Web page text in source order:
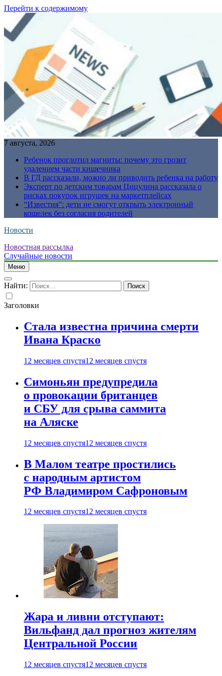
Перейти к содержимому
7 августа, 2026
Ребенок проглотил магниты: почему это грозит
удалением части кишечника
В ГД рассказали, можно ли приводить ребенка на работу
Эксперт по детским товарам Цицулина рассказала о
рисках покупок игрушек на маркетплейсах
“Известия”: дети не смогут открыть электронный
кошелек без согласия родителей
Новости
Новостная рассылка
Случайные новости
Меню
Найти:
Заголовки
Стала известна причина смерти
Ивана Краско
12 месяцев спустя12 месяцев спустя
Симоньян предупредила
о провокации британцев
и СБУ для срыва саммита
на Аляске
12 месяцев спустя12 месяцев спустя
В Малом театре простились
с народным артистом
РФ Владимиром Сафроновым
12 месяцев спустя12 месяцев спустя
Жара и ливни отступают:
Вильфанд дал прогноз жителям
Центральной России
12 месяцев спустя12 месяцев спустя